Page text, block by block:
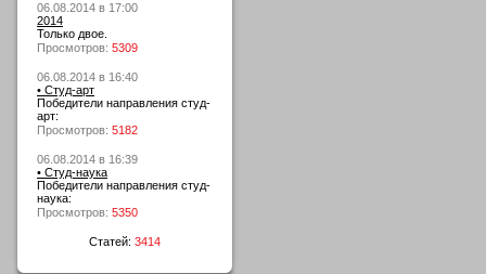
06.08.2014 в 17:00
2014
Только двое.
Просмотров: 5309
06.08.2014 в 16:40
• Студ-арт
Победители направления студ-
арт:
Просмотров: 5182
06.08.2014 в 16:39
• Студ-наука
Победители направления студ-
наука:
Просмотров: 5350
Статей: 3414